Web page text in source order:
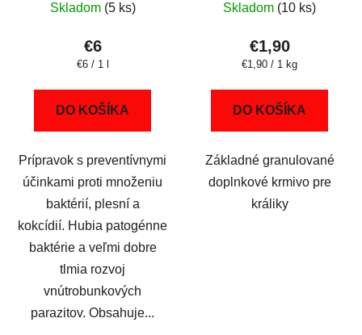
Skladom (5 ks)
€6
Jednotková
€6 / 1 l
DO KOŠÍKA
Prípravok s preventívnymi
účinkami proti množeniu
baktérií, plesní a
kokcídií. Hubia patogénne
baktérie a veľmi dobre
tlmia rozvoj
vnútrobunkových
parazitov. Obsahuje...
Skladom (10 ks)
€1,90
Jednotková
€1,90 / 1 kg
DO KOŠÍKA
Základné granulované
doplnkové krmivo pre
králiky